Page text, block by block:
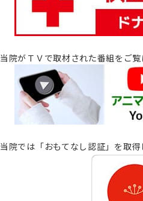
当院がＴＶで取材された番組をご覧
当院では「おもてなし認証」を取得